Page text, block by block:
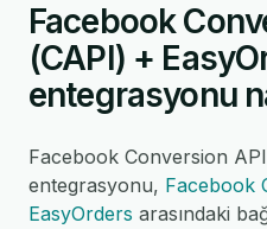
Facebook
(CAPI) +
entegrasyonu
Facebook Conversion
entegrasyonu, Facebook
EasyOrders arasındaki